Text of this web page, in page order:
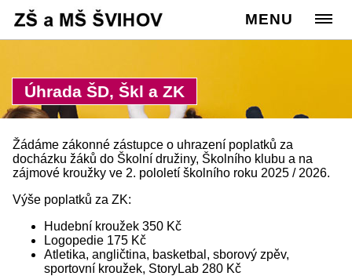
MENU
Úhrada ŠD, Škl a ZK
Cesta:www.zssvihov.info
Úvod
Žádáme zákonné zástupce o uhrazení poplatků za
docházku žáků do Školní družiny, Školního klubu a na
zájmové kroužky ve 2. pololetí školního roku 2025 / 2026.
Výše poplatků za ZK:
Hudební kroužek 350 Kč
Logopedie 175 Kč
Atletika, angličtina, basketbal, sborový zpěv,
sportovní kroužek, StoryLab 280 Kč